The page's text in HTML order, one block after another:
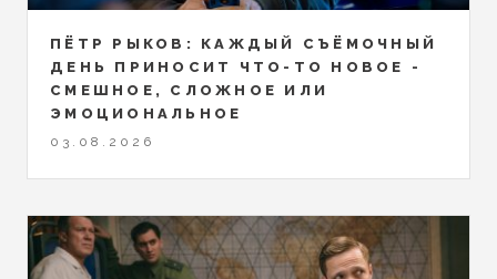
ПЁТР РЫКОВ: КАЖДЫЙ СЪЁМОЧНЫЙ
ДЕНЬ ПРИНОСИТ ЧТО-ТО НОВОЕ -
СМЕШНОЕ, СЛОЖНОЕ ИЛИ
ЭМОЦИОНАЛЬНОЕ
03.08.2026